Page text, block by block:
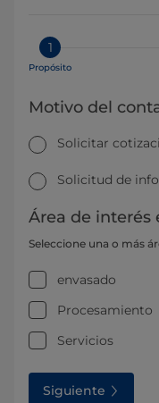
1
Propósito
Motivo del
Solicitar
Solicitud de
Área de interés
Seleccione una o más
envasado
Procesamiento
Servicios
Siguiente